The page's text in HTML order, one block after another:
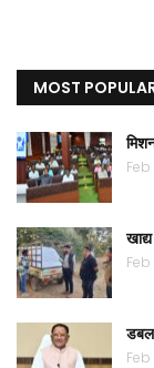
MOST
डबल